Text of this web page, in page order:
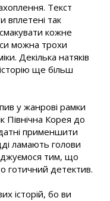
Текст
вплетені так
кожне
можна трохи
Декілька натяків
ще більш
у жанрові рамки
Північна Корея до
применшити
ламають голови
тим, що
готичний детектив.
історій, бо ви